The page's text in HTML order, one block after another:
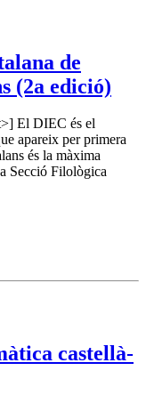
de
(2a edició)
El DIEC és el
apareix per primera
és la màxima
Secció Filològica
castellà-